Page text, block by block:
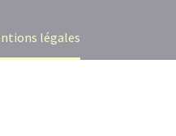
légales